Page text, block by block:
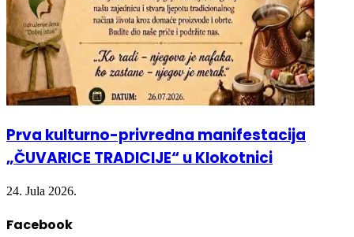
Prva kulturno-privredna manifestacija
„ČUVARICE TRADICIJE“ u Klokotnici
24. Jula 2026.
Facebook